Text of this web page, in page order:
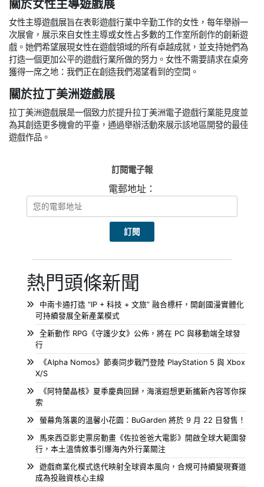
關於女性主導遊戲展
女性主導遊戲展旨在表彰遊戲行業中辛勤工作的女性，每年舉辦一
次展會，展示來自女性主導或女性占多數的工作室所創作的創新遊
戲。她們希望展現女性在遊戲領域的所有卓越成就，並支持她們為
打造一個更加公平的遊戲行業所做的努力。女性不需要請求在桌旁
獲得一席之地：我們正在創造我們渴望看到的空間。
關於拉丁美洲遊戲展
拉丁美洲遊戲展是一個致力於提升拉丁美洲電子遊戲行業能見度並
為其創造更多機會的平臺，通過舉辦活動來展示該地區開發的最佳
遊戲作品。
訂閱電子報
電郵地址：
熱門頭條新聞
中南卡通打造 “IP + 科技 + 文旅” 融合標杆，開創國漫實體化
可持續發展全新產業模式
全新動作 RPG《守護少女》公佈，將在 PC 與移動端全球發
行
《Alpha Nomos》節奏同步戰鬥登陸 PlayStation 5 與 Xbox
X/S
《阿特蘭晶核》夏季慶典回歸，海濱遐想更新攜新內容等你探
索
螢幕角落裏的溫馨小花園：BuGarden 將於 9 月 22 日發售！
馬來西亞影史票房動畫《佐拉爸爸大電影》開啟全球大範圍發
行，本土溫情敘事引爆海內外行業關注
遊戲商業化模式迭代映射全球資本風向，合規可持續變現賽道
成為投融資核心主線